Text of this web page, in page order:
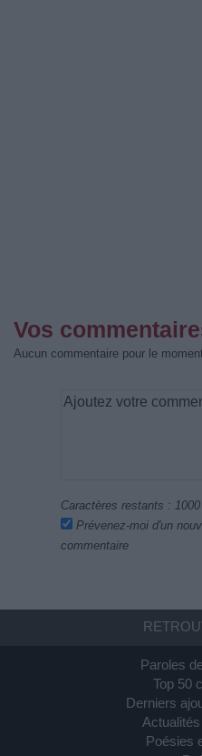
Vos
Aucun commentaire pour le moment
Caractères restants : 1000
Prévenez-moi d'un
commentaire
Paroles
Top 50
Derniers
Poésies